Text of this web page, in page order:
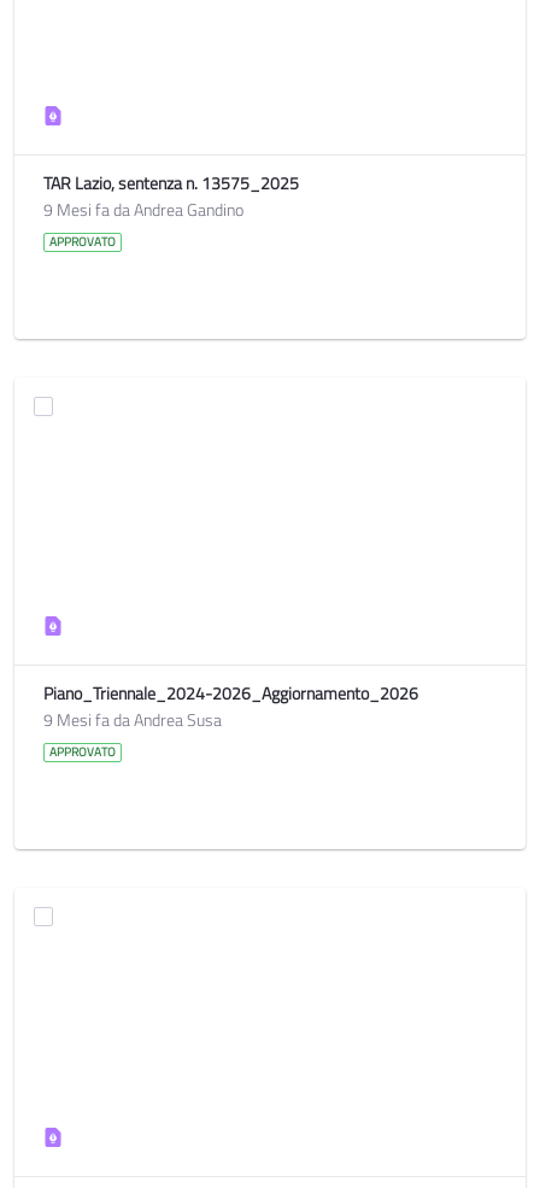
TAR Lazio, sentenza n. 13575_2025
9 Mesi fa da Andrea Gandino
APPROVATO
Piano_Triennale_2024-2026_Aggiornamento_2026
9 Mesi fa da Andrea Susa
APPROVATO